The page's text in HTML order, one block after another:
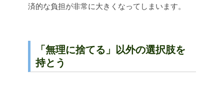
済的な負担が非常に大きくなってしまいます。
「無理に捨てる」以外の選択肢を
持とう